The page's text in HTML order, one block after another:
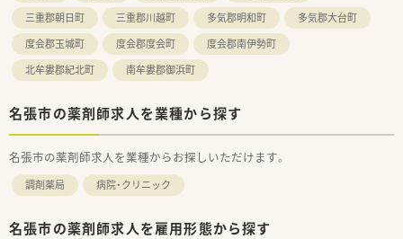
三重郡朝日町
三重郡川越町 多気郡明和町
多気郡大台町
度会郡玉城町
度会郡度会町
度会郡南伊勢町
北牟婁郡紀北町
南牟婁郡御浜町
名張市の薬剤師求人を業種から探す
名張市の薬剤師求人を業種からお探しいただけます。
調剤薬局 病院・クリニック
名張市の薬剤師求人を雇用形態から探す